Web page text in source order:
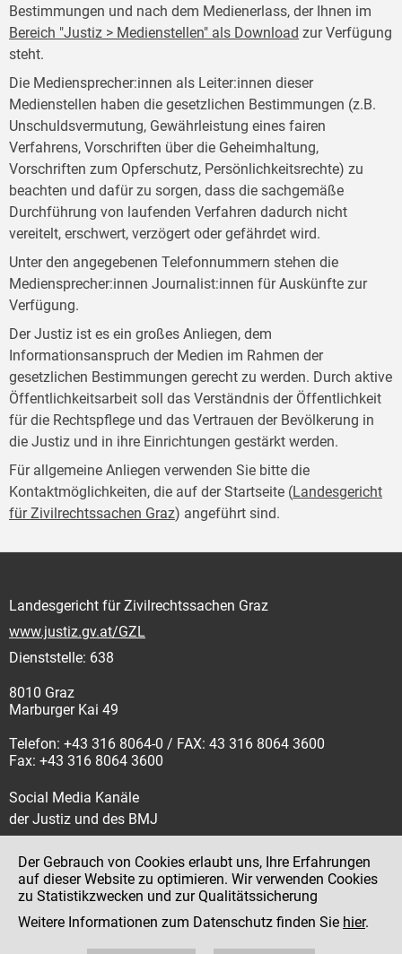
Bestimmungen und nach dem Medienerlass, der Ihnen im
Bereich "Justiz > Medienstellen" als Download zur Verfügung
steht.
Die Mediensprecher:innen als Leiter:innen dieser
Medienstellen haben die gesetzlichen Bestimmungen (z.B.
Unschuldsvermutung, Gewährleistung eines fairen
Verfahrens, Vorschriften über die Geheimhaltung,
Vorschriften zum Opferschutz, Persönlichkeitsrechte) zu
beachten und dafür zu sorgen, dass die sachgemäße
Durchführung von laufenden Verfahren dadurch nicht
vereitelt, erschwert, verzögert oder gefährdet wird.
Unter den angegebenen Telefonnummern stehen die
Mediensprecher:innen Journalist:innen für Auskünfte zur
Verfügung.
Der Justiz ist es ein großes Anliegen, dem
Informationsanspruch der Medien im Rahmen der
gesetzlichen Bestimmungen gerecht zu werden. Durch aktive
Öffentlichkeitsarbeit soll das Verständnis der Öffentlichkeit
für die Rechtspflege und das Vertrauen der Bevölkerung in
die Justiz und in ihre Einrichtungen gestärkt werden.
Für allgemeine Anliegen verwenden Sie bitte die
Kontaktmöglichkeiten, die auf der Startseite (Landesgericht
für Zivilrechtssachen Graz) angeführt sind.
Landesgericht für Zivilrechtssachen Graz
www.justiz.gv.at/GZL
Dienststelle: 638
8010 Graz
Marburger Kai 49
Telefon: +43 316 8064-0 / FAX: 43 316 8064 3600
Fax: +43 316 8064 3600
Social Media Kanäle
der Justiz und des BMJ
Impressum
Datenschutz
Der Gebrauch von Cookies erlaubt uns, Ihre Erfahrungen
auf dieser Website zu optimieren. Wir verwenden Cookies
zu Statistikzwecken und zur Qualitätssicherung
Weitere Informationen zum Datenschutz finden Sie hier.